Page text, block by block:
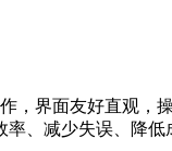
，界面友好直观，
、减少失误、降低